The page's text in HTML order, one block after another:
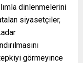
dinlenmelerini
siyasetçiler,
görmeyince